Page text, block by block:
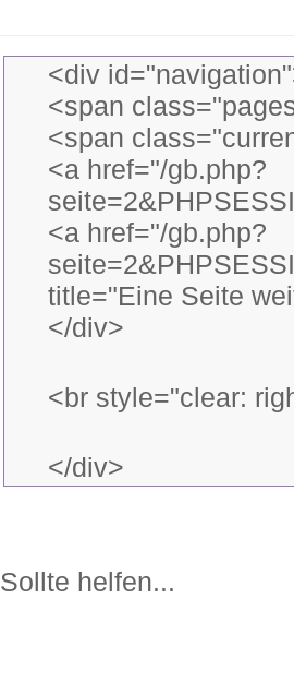
<div
<span
<span
<a href="/gb.php?
<a href="/gb.php?
title="Eine Seite
</div>
<br style="clear:
</div>
Sollte helfen...